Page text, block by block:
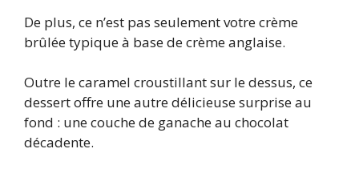
De plus, ce n’est pas seulement votre crème
brûlée typique à base de crème anglaise.
Outre le caramel croustillant sur le dessus, ce
dessert offre une autre délicieuse surprise au
fond : une couche de ganache au chocolat
décadente.